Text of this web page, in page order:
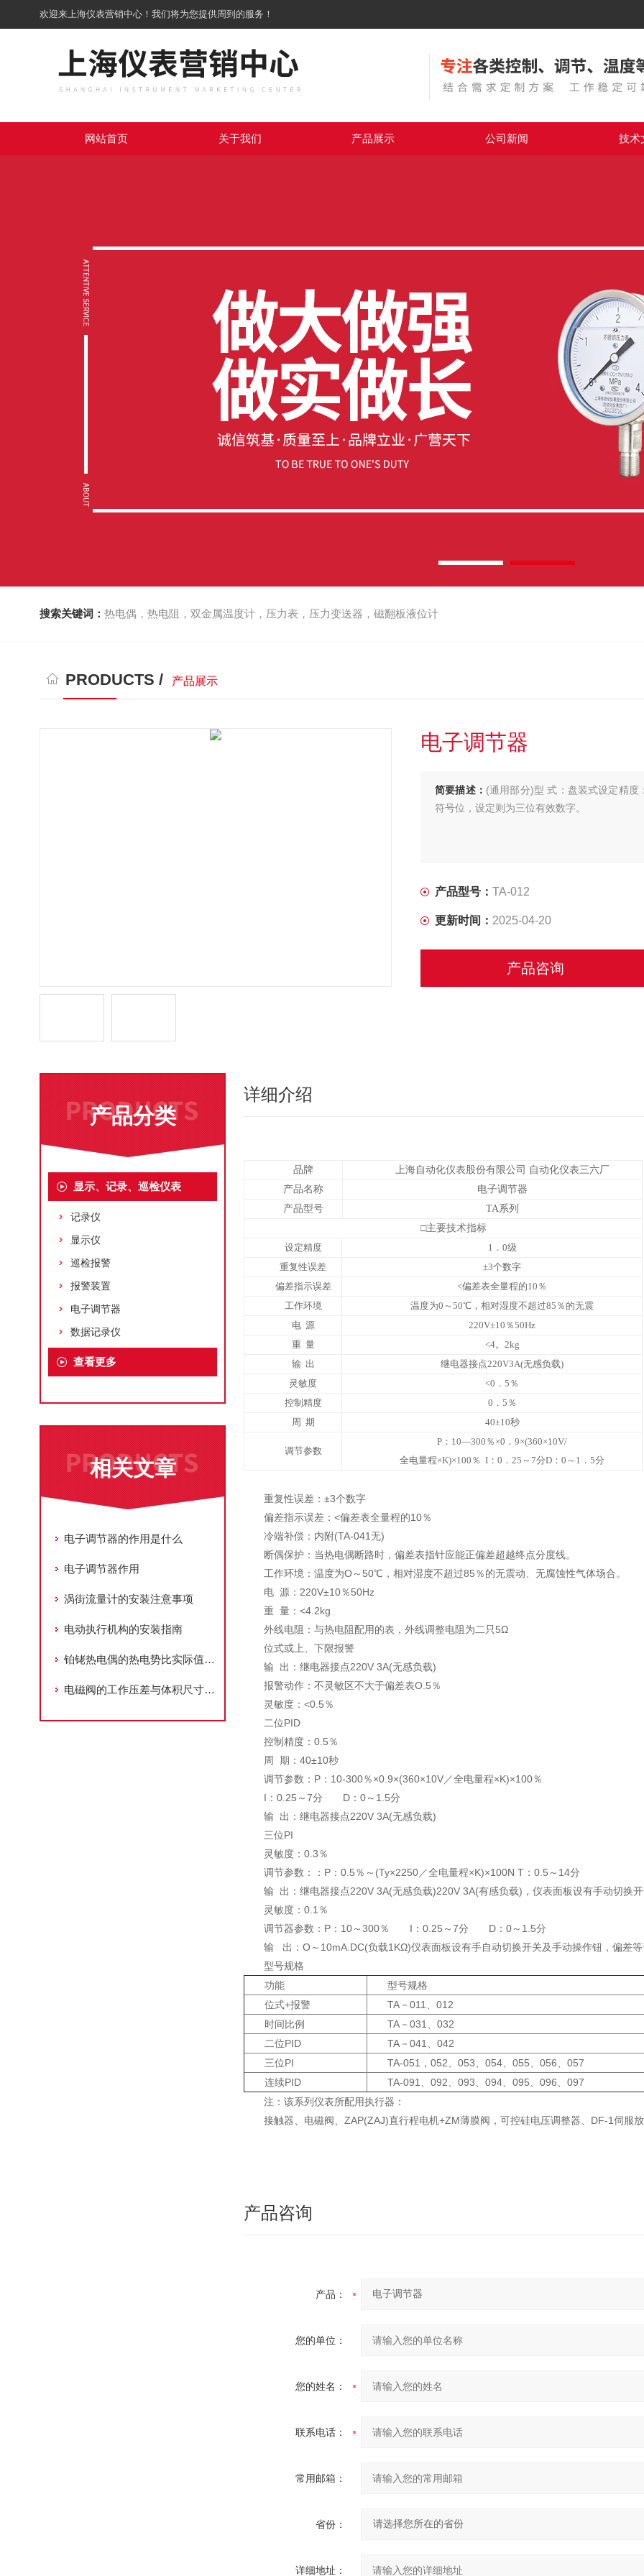
欢迎来上海仪表营销中心！我们将为您提供周到的服务！
网站首页 关于我们 产品展示 公司新闻 技术
搜索关键词： 热电偶，热电阻，双金属温度计，压力表，压力变送器，磁翻板液位计
PRODUCTS / 产品展示
电子调节器
简要描述： (通用部分)型 式：盘装式设定精度
符号位，设定则为三位有效数字。
产品型号： TA-012
更新时间： 2025-04-20
产品咨询
产品分类
显示、记录、巡检仪表
记录仪
显示仪
巡检报警
报警装置
电子调节器
数据记录仪
查看更多
相关文章
电子调节器的作用是什么
电子调节器作用
涡街流量计的安装注意事项
电动执行机构的安装指南
铂铑热电偶的热电势比实际值小该如何处理？
电磁阀的工作压差与体积尺寸设计
详细介绍
品牌
上海自动化仪表股份有限公司 自动化仪表三六厂
产品名称
电子调节器
产品型号
TA系列
□主要技术指标
设定精度
1 ． 0级
重复性误差
±3个数字
偏差指示误差
<偏差表全量程的10 ％
工作环境
温度为0 ～ 50℃ ，相对湿度不超过85 ％的无震
电 源 220V±10 ％50Hz
重 量 <4。 2kg
输 出 继电器接点220V3A(无感负载)
灵敏度
<0 ． 5 ％
控制精度
0 ． 5 ％
周 期 40±10秒
调节参数
P ： 10—300 ％ ×0 ． 9×(360×10V/
全电量程×K)×100 ％ I ： 0 ． 25 ～ 7分D ： 0 ～ 1 ． 5分
重复性误差：±3个数字
偏差指示误差：<偏差表全量程的10％
冷端补偿：内附(TA-041无)
断偶保护：当热电偶断路时，偏差表指针应能正偏差超越终点分度线。
工作环境：温度为O～50℃，相对湿度不超过85％的无震动、无腐蚀性气体场合。
电 源：220V±10％50Hz
重 量：<4.2kg
外线电阻：与热电阻配用的表，外线调整电阻为二只5Ω
位式或上、下限报警
输 出：继电器接点220V 3A(无感负载)
报警动作：不灵敏区不大于偏差表O.5％
灵敏度：<0.5％
二位PID
控制精度：0.5％
周 期：40±10秒
调节参数：P：10-300％×0.9×(360×10V／全电量程×K)×100％
I：0.25～7分 D：0～1.5分
输 出：继电器接点220V 3A(无感负载)
三位PI
灵敏度：0.3％
调节参数：：P：0.5％～(Ty×2250／全电量程×K)×100N T：0.5～14分
输 出：继电器接点220V 3A(无感负载)220V 3A(有感负载)，仪表面板设有手动切换
灵敏度：0.1％
调节器参数：P：10～300％ I：0.25～7分 D：0～1.5分
输 出：O～10mA.DC(负载1KΩ)仪表面板设有手自动切换开关及手动操作钮，偏差
型号规格
功能
型号规格
位式+报警
TA－011、012
时间比例
TA－031、032
二位PID
TA－041、042
三位PI
TA-051，052、053、054、055、056、057
连续PID
TA-091、092、093、094、095、096、097
注：该系列仪表所配用执行器：
接触器、电磁阀、ZAP(ZAJ)直行程电机+ZM薄膜阀，可控硅电压调整器、DF-1伺服
产品咨询
产品：
您的单位：
您的姓名：
联系电话：
常用邮箱：
省份：
详细地址：